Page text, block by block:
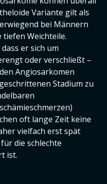
Variante gilt als
bei Männern
Weichteile.
er sich um
oder verschließt –
Angiosarkomen
Stadium zu
oft lange Zeit keine
vielfach erst spät
die schlechte
ist.